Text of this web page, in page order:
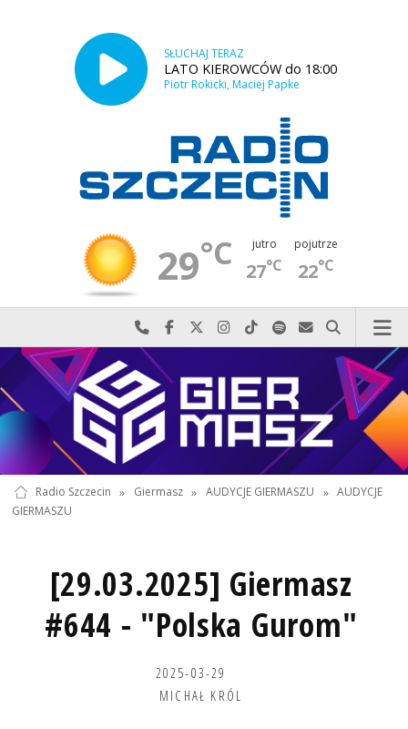
SŁUCHAJ TERAZ
LATO KIEROWCÓW do 18:00
Piotr Rokicki, Maciej Papke
29°C jutro
27°C
pojutrze
22°C
Najlepiej po prostu do nas zadzwoń
Odwiedź nas na Facebook-u
Odwiedź nas na X
Odwiedź nas na Instagram-ie
Odwiedź nas na TikTok-u
Szukaj nas na Spotify
Wyślij do nas
Szukaj
Radio Szczecin » Giermasz » AUDYCJE GIERMASZU » AUDYCJE
GIERMASZU
[29.03.2025] Giermasz
#644 - "Polska Gurom"
2025-03-29
MICHAŁ KRÓL